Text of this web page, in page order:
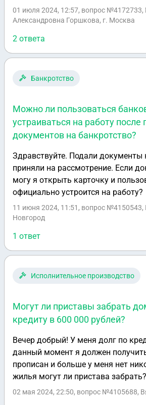
меня долг примерно 600 тысяч . И
дома . Без потери имущества .
01 июля 2024, 12:57, вопрос №4172733,
Александровна Горшкова, г. Москва
2 ответа
Банкротство
Можно ли пользоваться
устраиваться на работу после
документов на банкротство?
Здравствуйте. Подали документы
приняли на рассмотрение. Если
могу я открыть карточку и
официально устроится на работу?
11 июня 2024, 11:51 , вопрос
Новгород
1 ответ
Исполнительное производство
Могут ли приставы забрать
кредиту в 600 000 рублей?
Вечер добрый! У меня долг по
данный момент я должен
прописан и больше у меня нет
жилья могут ли пристава забрать?
02 мая 2024, 22:50, вопрос №4105688,